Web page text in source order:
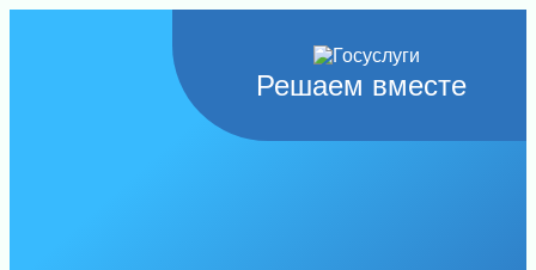
Решаем вместе